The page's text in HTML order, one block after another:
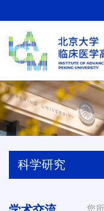
科学研究
您